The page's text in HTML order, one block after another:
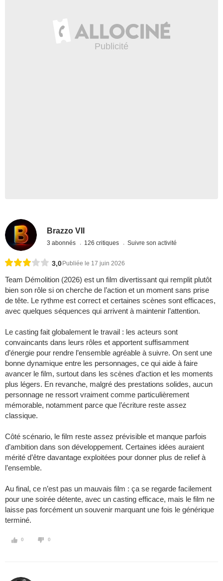
Brazzo VII
3 abonnés 126 critiques Suivre son activité
3,0 Publiée le 17 juin 2026
Team Démolition (2026) est un film divertissant qui remplit plutôt
bien son rôle si on cherche de l’action et un moment sans prise
de tête. Le rythme est correct et certaines scènes sont efficaces,
avec quelques séquences qui arrivent à maintenir l’attention.
Le casting fait globalement le travail : les acteurs sont
convaincants dans leurs rôles et apportent suffisamment
d’énergie pour rendre l’ensemble agréable à suivre. On sent une
bonne dynamique entre les personnages, ce qui aide à faire
avancer le film, surtout dans les scènes d’action et les moments
plus légers. En revanche, malgré des prestations solides, aucun
personnage ne ressort vraiment comme particulièrement
mémorable, notamment parce que l’écriture reste assez
classique.
Côté scénario, le film reste assez prévisible et manque parfois
d’ambition dans son développement. Certaines idées auraient
mérité d’être davantage exploitées pour donner plus de relief à
l’ensemble.
Au final, ce n’est pas un mauvais film : ça se regarde facilement
pour une soirée détente, avec un casting efficace, mais le film ne
laisse pas forcément un souvenir marquant une fois le générique
terminé.
0 0